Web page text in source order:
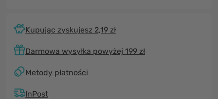
Kupując zyskujesz 2,19 zł
Darmowa wysyłka powyżej 199 zł
Metody płatności
InPost